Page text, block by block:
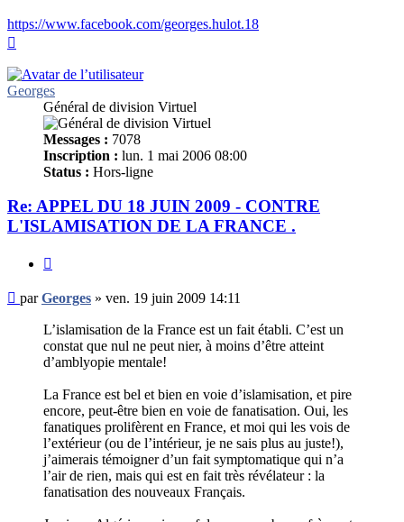
https://www.facebook.com/georges.hulot.18
Georges
Général de division Virtuel
Messages : 7078
Inscription : lun. 1 mai 2006 08:00
Status : Hors-ligne
Re: APPEL DU 18 JUIN 2009 - CONTRE
L'ISLAMISATION DE LA FRANCE .
Message
non
parGeorges » ven. 19 juin 2009 14:11
L’islamisation de la France est un fait établi. C’est un
constat que nul ne peut nier, à moins d’être atteint
d’amblyopie mentale!
La France est bel et bien en voie d’islamisation, et pire
encore, peut-être bien en voie de fanatisation. Oui, les
fanatiques prolifèrent en France, et moi qui les vois de
l’extérieur (ou de l’intérieur, je ne sais plus au juste!),
j’aimerais témoigner d’un fait symptomatique qui n’a
l’air de rien, mais qui est en fait très révélateur : la
fanatisation des nouveaux Français.